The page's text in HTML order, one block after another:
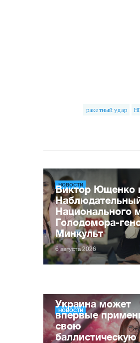
ракетный удар
НОВОСТИ
Виктор Ющенко
Национального
Голодомора-
Минкульт
6 августа 2026
НОВОСТИ
Украина может
впервые
свою
баллистическую